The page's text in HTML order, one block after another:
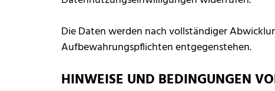
Die Daten werden nach vollständiger
Aufbewahrungspflichten entgegenstehen.
HINWEISE UND BEDINGUNGEN